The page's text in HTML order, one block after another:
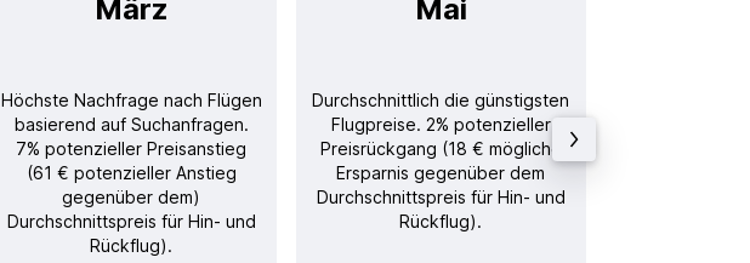
März Mai
Höchste Nachfrage nach Flügen
basierend auf Suchanfragen.
7% potenzieller Preisanstieg
(61 € potenzieller Anstieg
gegenüber dem)
Durchschnittspreis für Hin- und
Rückflug).
Durchschnittlich die günstigsten
Flugpreise. 2% potenzieller
Preisrückgang (18 € mögliche
Ersparnis gegenüber dem
Durchschnittspreis für Hin- und
Rückflug).